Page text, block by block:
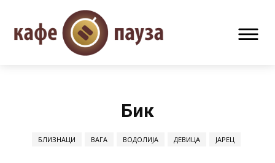
Бик
БЛИЗНАЦИ ВАГА ВОДОЛИЈА ДЕВИЦА ЈАРЕЦ